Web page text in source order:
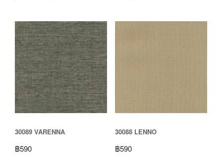
30089 VARENNA
฿590
30088 LENNO
฿590